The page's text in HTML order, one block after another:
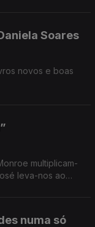
Soares
novos e boas
multiplicam-
leva-nos ao
numa só